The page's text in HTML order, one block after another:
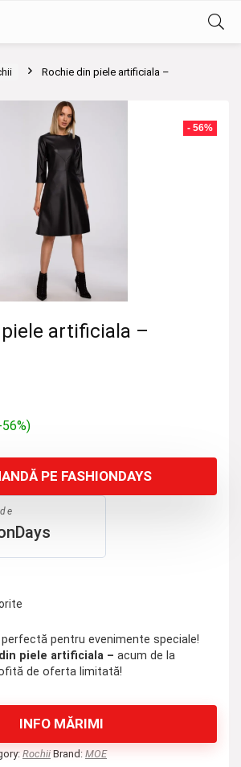
Rochie din piele artificiala –
- 56%
artificiala –
lei.
PE FASHIONDAYS
pentru evenimente speciale!
piele artificiala – acum de la
de oferta limitată!
INFO MĂRIMI
Rochii Brand: MOE